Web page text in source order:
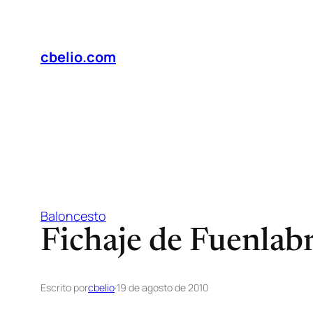
contenidocbelio.com
Baloncesto
Fichaje de
Escrito porcbelio·19 de agosto de 2010